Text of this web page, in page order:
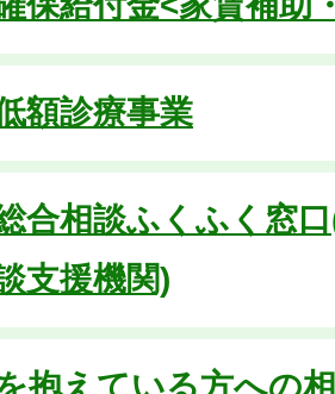
額診療事業
合相談ふくふく窓
支援機関)